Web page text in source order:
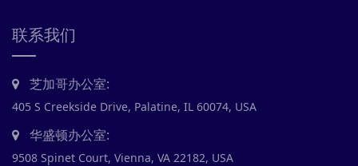
联系我们
芝加哥办公室:
405 S Creekside Drive, Palatine, IL 60074, USA
华盛顿办公室:
9508 Spinet Court, Vienna, VA 22182, USA